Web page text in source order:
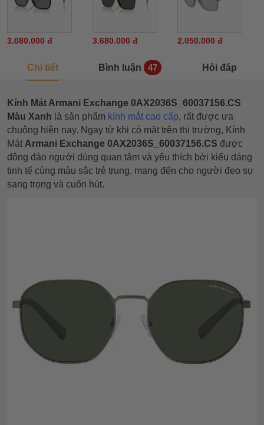
3.080.000 đ 3.680.000 đ 2.050.000 đ
Chi tiết Bình luận 47 Hỏi đáp
Kính Mát Armani Exchange 0AX2036S_60037156.CS
Màu Xanh là sản phẩm kính mắt cao cấp, rất được ưa
chuộng hiện nay. Ngay từ khi có mặt trên thị trường, Kính
Mát Armani Exchange 0AX2036S_60037156.CS được
đông đảo người dùng quan tâm và yêu thích bởi kiểu dáng
tinh tế cùng màu sắc trẻ trung, mang đến cho người đeo sự
sang trọng và cuốn hút.